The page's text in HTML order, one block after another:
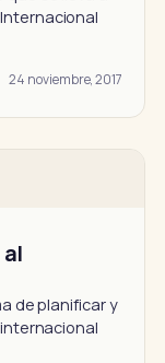
24 noviembre, 2017
de planificar y